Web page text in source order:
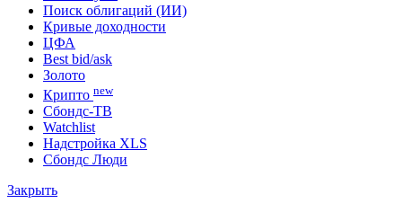
Войти Зарегистрироваться
Портфель
Консенсусы
Поиск облигаций (ИИ)
Кривые доходности
ЦФА
Best bid/ask
Золото
Крипто new
Watchlist